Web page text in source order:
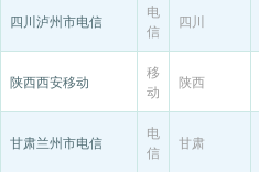
四川泸州市电信
电
信
四川
陕西西安移动
移
动
陕西
甘肃兰州市电信
电
信
甘肃